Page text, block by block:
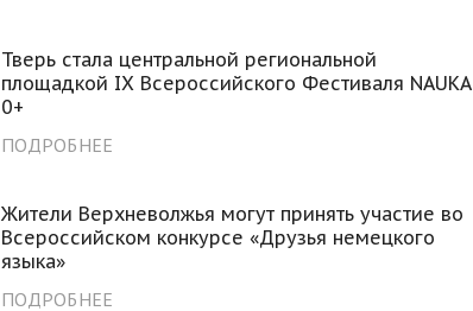
Тверь стала центральной региональной
площадкой IX Всероссийского Фестиваля NAUKA
0+
ПОДРОБНЕЕ
Жители Верхневолжья могут принять участие во
Всероссийском конкурсе «Друзья немецкого
языка»
ПОДРОБНЕЕ